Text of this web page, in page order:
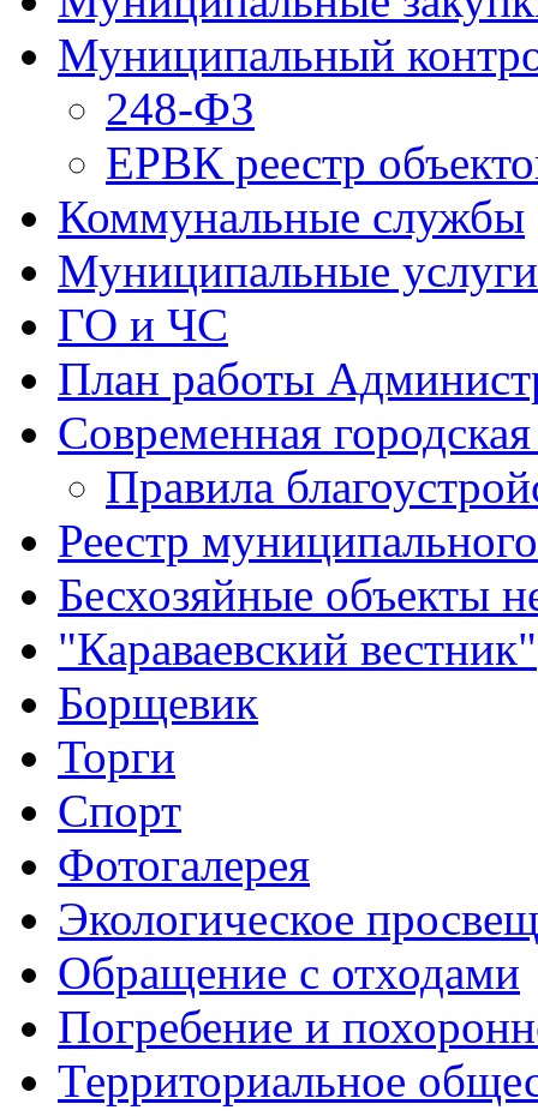
Муниципальный
248-ФЗ
ЕРВК реестр
Коммунальные службы
Муниципальные услуги
ГО и ЧС
План работы
Современная городская
Правила
Реестр
Бесхозяйные объекты
"Караваевский вестник"
Борщевик
Торги
Спорт
Фотогалерея
Экологическое
Обращение с отходами
Погребение и
Территориальное